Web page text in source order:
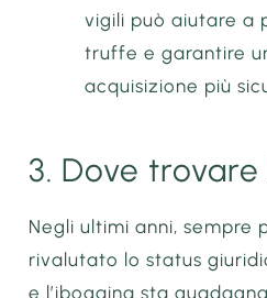
vigili può aiutare a
truffe e garantire
acquisizione più
3. Dove trovare
Negli ultimi anni, sempre
rivalutato lo status
e l’ibogaina sta